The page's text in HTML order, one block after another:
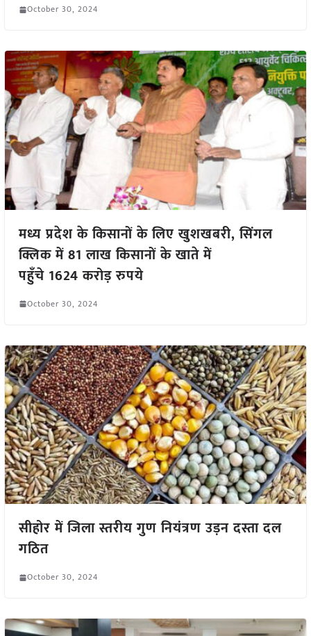
October 30, 2024
मध्य प्रदेश के किसानों के लिए खुशखबरी, सिंगल
क्लिक में 81 लाख किसानों के खाते में
पहुँचे 1624 करोड़ रुपये
October 30, 2024
सीहोर में जिला स्तरीय गुण नियंत्रण उड़न दस्ता दल
गठित
October 30, 2024